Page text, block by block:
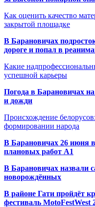
Как оценить качество
закрытой площадке
В Барановичах
дороге и попал в
Какие
успешной карьеры
Погода в Барановичах
и дожди
Происхождение
формировании народа
В Барановичах 26 июня
плановых работ A1
В Барановичах назвали
новорождённых
В районе Гати пройдёт
фестиваль MotoFestWest